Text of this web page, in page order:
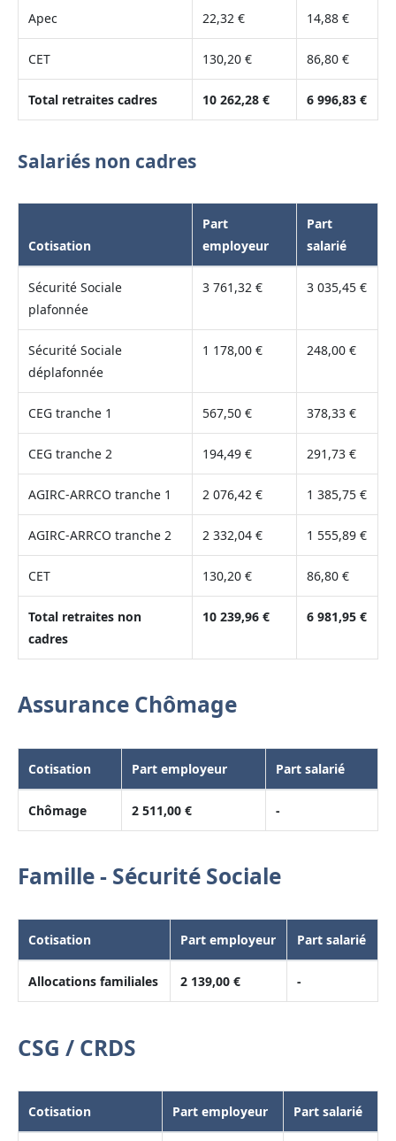
Apec 22,32 € 14,88 €
CET 130,20 € 86,80 €
Total retraites cadres 10 262,28 € 6 996,83 €
Salariés non cadres
Cotisation
Part
employeur
Part
salarié
Sécurité Sociale
plafonnée
3 761,32 € 3 035,45 €
Sécurité Sociale
déplafonnée
1 178,00 € 248,00 €
CEG tranche 1 567,50 € 378,33 €
CEG tranche 2 194,49 € 291,73 €
AGIRC-ARRCO tranche 1 2 076,42 € 1 385,75 €
AGIRC-ARRCO tranche 2 2 332,04 € 1 555,89 €
CET 130,20 € 86,80 €
Total retraites non
cadres
10 239,96 € 6 981,95 €
Assurance Chômage
Cotisation Part employeur Part salarié
Chômage 2 511,00 € -
Famille - Sécurité Sociale
Cotisation Part employeur Part salarié
Allocations familiales 2 139,00 € -
CSG / CRDS
Cotisation Part employeur Part salarié